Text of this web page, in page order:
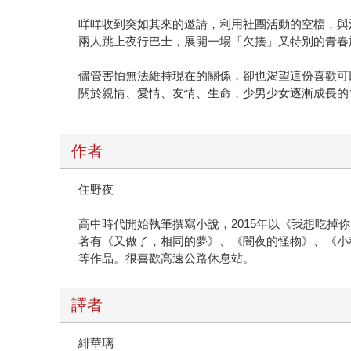
咩咩收到突如其來的邀請，利用社團活動的空檔，
兩人跳上夜行巴士，展開一場「欠揍」又特別的青
儘管害怕無法維持現在的關係，卻也渴望這份喜歡
關於親情、愛情、友情、生命，少男少女逐漸成長
作者
住野夜
高中時代開始執筆撰寫小說，2015年以《我想吃掉
著有《又做了，相同的夢》、《闇夜的怪物》、《
等作品。很喜歡高速公路休息站。
譯者
緋華璃